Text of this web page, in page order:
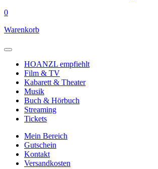
0
Warenkorb
HOANZL empfiehlt
Film & TV
Kabarett & Theater
Musik
Buch & Hörbuch
Streaming
Tickets
Mein Bereich
Gutschein
Kontakt
Versandkosten